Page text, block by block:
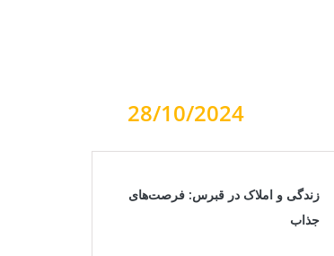
28/10/2024
زندگی و املاک در قبرس: فرصت‌های
جذاب